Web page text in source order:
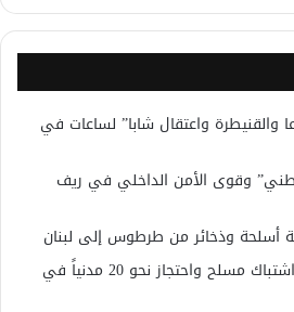
والقنيطرة واعتقال شابا” لساعات في
وقوى الأمن الداخلي في ريف
أسلحة وذخائر من طرطوس إلى لبنان
القبض على مطلوب بعد اشتباك مسلح واحتجاز نحو 20 مدنياً في